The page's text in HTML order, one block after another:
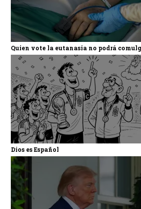
Quien vote la eutanasia no podrá
Dios es Español